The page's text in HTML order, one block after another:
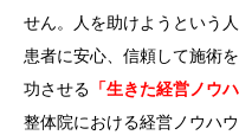
せん。人を助けようという
患者に安心、信頼して施術
功させる 「生きた経営ノウハ
整体院における経営ノウハ